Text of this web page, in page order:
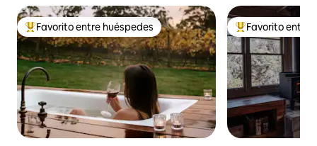
Favorito entre huéspedes preferido
Favorito entre huéspedes Favorito entre
Favorito entre